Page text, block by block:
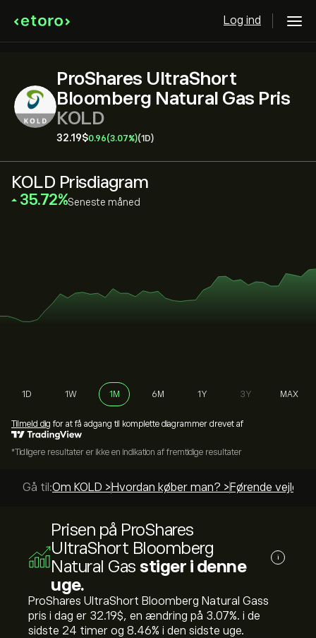
Log ind
ProShares UltraShort
Bloomberg Natural Gas Pris
KOLD
32.19‎$‎0.96(3.07%)(1D)
KOLD Prisdiagram
‎35.72‎ Seneste måned
1D 1W 1M 6M 1Y 3Y MAX
Tilmeld dig for at få adgang til komplette diagrammer drevet af
*Tidligere resultater er ikke en indikation af fremtidige resultater
Gå til:Om KOLD > Hvordan køber man? > Førende
Prisen på ProShares
UltraShort Bloomberg
Natural Gas stiger i denne
uge.
i
ProShares UltraShort Bloomberg Natural Gass
pris i dag er 32.19‎$‎, en ændring på ‎3.07‎%. i de
sidste 24 timer og ‎8.46‎% i den sidste uge.